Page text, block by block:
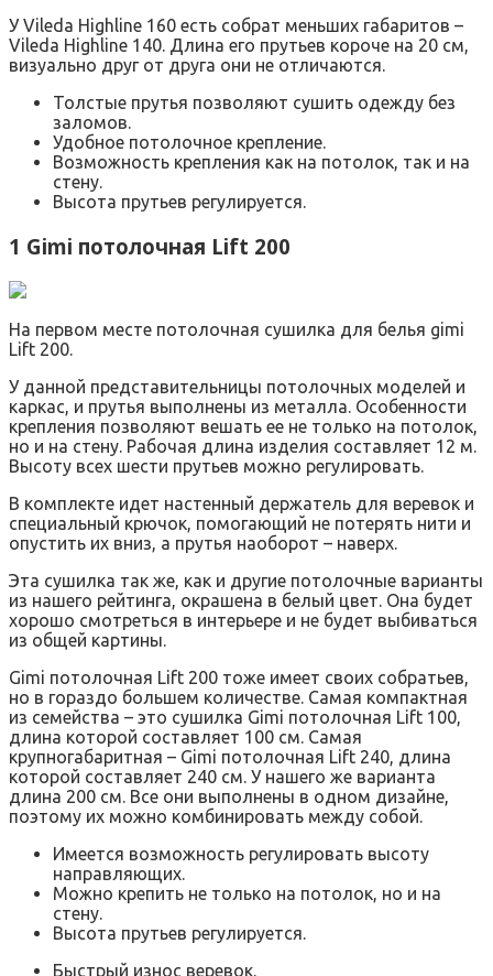
У Vileda Highline 160 есть собрат меньших габаритов –
Vileda Highline 140. Длина его прутьев короче на 20 см,
визуально друг от друга они не отличаются.
Толстые прутья позволяют сушить одежду без
заломов.
Удобное потолочное крепление.
Возможность крепления как на потолок, так и на
стену.
Высота прутьев регулируется.
1 Gimi потолочная Lift 200
На первом месте потолочная сушилка для белья gimi
Lift 200.
У данной представительницы потолочных моделей и
каркас, и прутья выполнены из металла. Особенности
крепления позволяют вешать ее не только на потолок,
но и на стену. Рабочая длина изделия составляет 12 м.
Высоту всех шести прутьев можно регулировать.
В комплекте идет настенный держатель для веревок и
специальный крючок, помогающий не потерять нити и
опустить их вниз, а прутья наоборот – наверх.
Эта сушилка так же, как и другие потолочные варианты
из нашего рейтинга, окрашена в белый цвет. Она будет
хорошо смотреться в интерьере и не будет выбиваться
из общей картины.
Gimi потолочная Lift 200 тоже имеет своих собратьев,
но в гораздо большем количестве. Самая компактная
из семейства – это сушилка Gimi потолочная Lift 100,
длина которой составляет 100 см. Самая
крупногабаритная – Gimi потолочная Lift 240, длина
которой составляет 240 см. У нашего же варианта
длина 200 см. Все они выполнены в одном дизайне,
поэтому их можно комбинировать между собой.
Имеется возможность регулировать высоту
направляющих.
Можно крепить не только на потолок, но и на
стену.
Высота прутьев регулируется.
Быстрый износ веревок.